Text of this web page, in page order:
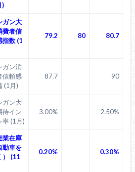
)
ガン大
費者信
指数 (1
79.2 80 80.7
ガン消
信頼感
(1月)
87.7 90
ガン大
待イン
率 (1月)
3.00% 2.50%
業在庫
動車を
） (11
0.20% 0.30%